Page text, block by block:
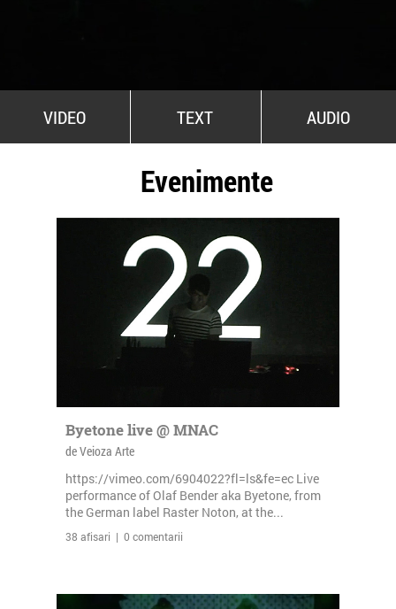
VIDEO TEXT AUDIO
Evenimente
Byetone live @ MNAC
de Veioza Arte
https://vimeo.com/6904022?fl=ls&fe=ec Live
performance of Olaf Bender aka Byetone, from
the German label Raster Noton, at the...
38 afisari | 0 comentarii